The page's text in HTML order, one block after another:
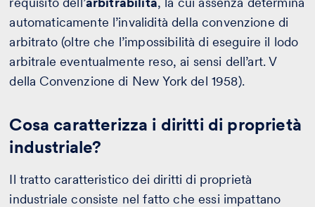
automaticamente l’invalidità della convenzione di
arbitrato (oltre che l’impossibilità di eseguire il lodo
arbitrale eventualmente reso, ai sensi dell’art. V
della Convenzione di New York del 1958).
Cosa caratterizza i diritti di proprietà
industriale?
Il tratto caratteristico dei diritti di proprietà
industriale consiste nel fatto che essi impattano